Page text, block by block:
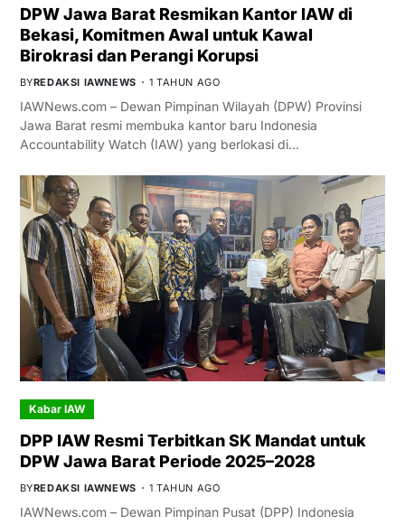
DPW Jawa Barat Resmikan Kantor IAW di
Bekasi, Komitmen Awal untuk Kawal
Birokrasi dan Perangi Korupsi
BYREDAKSI IAWNEWS 1 TAHUN AGO
IAWNews.com – Dewan Pimpinan Wilayah (DPW) Provinsi
Jawa Barat resmi membuka kantor baru Indonesia
Accountability Watch (IAW) yang berlokasi di…
Kabar IAW
DPP IAW Resmi Terbitkan SK Mandat untuk
DPW Jawa Barat Periode 2025–2028
BYREDAKSI IAWNEWS 1 TAHUN AGO
IAWNews.com – Dewan Pimpinan Pusat (DPP) Indonesia